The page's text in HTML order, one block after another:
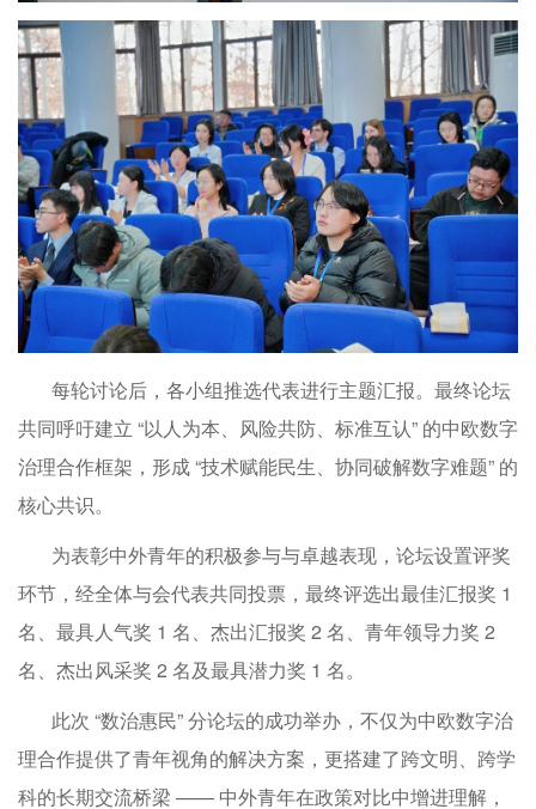
每轮讨论后，各小组推选代表进行主题汇报。最终论坛
共同呼吁建立 “以人为本、风险共防、标准互认” 的中欧数字
治理合作框架，形成 “技术赋能民生、协同破解数字难题” 的
核心共识。
为表彰中外青年的积极参与与卓越表现，论坛设置评奖
环节，经全体与会代表共同投票，最终评选出最佳汇报奖 1
名、最具人气奖 1 名、杰出汇报奖 2 名、青年领导力奖 2
名、杰出风采奖 2 名及最具潜力奖 1 名。
此次 “数治惠民” 分论坛的成功举办，不仅为中欧数字治
理合作提供了青年视角的解决方案，更搭建了跨文明、跨学
科的长期交流桥梁 —— 中外青年在政策对比中增进理解，